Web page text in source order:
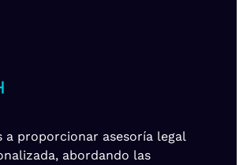
a proporcionar asesoría legal
abordando las